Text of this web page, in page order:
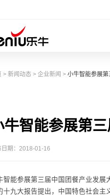
> 新闻动态> 企业新闻 > 小牛智能参展
牛智能参展第
日期：2018-01-16
智能参展第三届中国团餐产业发展
十九大报告提出，中国特色社会